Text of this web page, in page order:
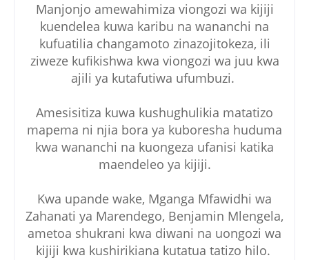
Manjonjo amewahimiza viongozi wa kijiji
kuendelea kuwa karibu na wananchi na
kufuatilia changamoto zinazojitokeza, ili
ziweze kufikishwa kwa viongozi wa juu kwa
ajili ya kutafutiwa ufumbuzi.
Amesisitiza kuwa kushughulikia matatizo
mapema ni njia bora ya kuboresha huduma
kwa wananchi na kuongeza ufanisi katika
maendeleo ya kijiji.
Kwa upande wake, Mganga Mfawidhi wa
Zahanati ya Marendego, Benjamin Mlengela,
ametoa shukrani kwa diwani na uongozi wa
kijiji kwa kushirikiana kutatua tatizo hilo.